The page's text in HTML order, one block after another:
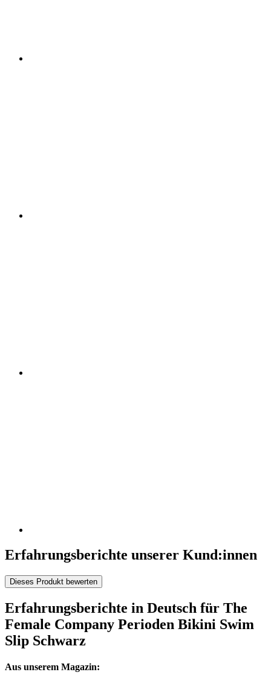
Erfahrungsberichte unserer Kund:innen
Dieses Produkt bewerten
Erfahrungsberichte in Deutsch für The
Female Company Perioden Bikini Swim
Slip Schwarz
Aus unserem Magazin: